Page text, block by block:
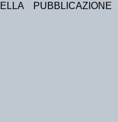
PUBBLICAZIONE